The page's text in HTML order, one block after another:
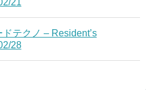
テクノ – Resident’s
28